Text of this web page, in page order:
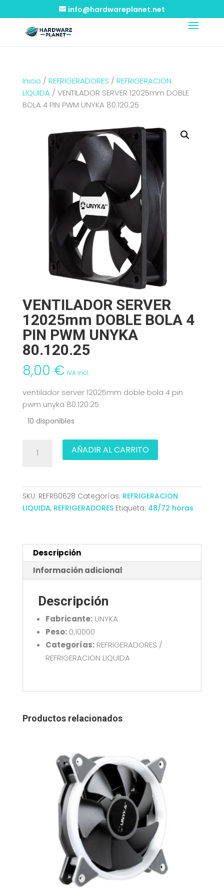
info@hardwareplanet.net
Inicio / REFRIGERADORES / REFRIGERACION
LIQUIDA/ VENTILADOR SERVER 12025mm DOBLE
BOLA 4 PIN PWM UNYKA 80.120.25
VENTILADOR SERVER
12025mm DOBLE BOLA 4
PIN PWM UNYKA
80.120.25
8,00 € IVA incl.
ventilador server 12025mm doble bola 4 pin
pwm unyka 80.120.25
10 disponibles
SERVER
BOLA
4
80.120.25
cantidad
AÑADIR AL CARRITO
SKU: REFR60628 Categorías: REFRIGERACION
LIQUIDA, REFRIGERADORES Etiqueta: 48/72 horas
Descripción
Información adicional
Descripción
Fabricante:UNYKA
Peso:0,10000
Categorías:REFRIGERADORES /
REFRIGERACION LIQUIDA
Productos relacionados